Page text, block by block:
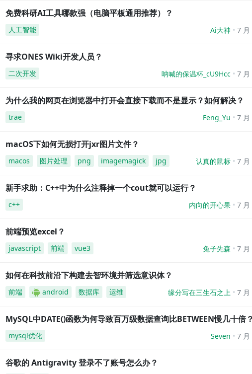
免费科研AI工具哪款强（电脑平板通用推荐）？
人工智能 Ai大神 7 月
寻求ONES Wiki开发人员？
二次开发 呐喊的保温杯_cU9Hcc 7 月
为什么我的网页在浏览器中打开会直接下载而不是显示？如何解决？
trae Feng_Yu 7 月
macOS下如何无损打开jxr图片文件？
macos 图片处理 png imagemagick jpg 认真的鼠标 7 月
新手求助：C++中为什么注释掉一个cout就可以运行？
c++ 内向的开心果 7 月
前端预览excel？
javascript 前端 vue3 兔子先森 7 月
如何在科技前沿下构建去智环境并筛选意识体？
前端 android 数据库 运维 缘分写在三生石之上 7 月
MySQL中DATE()函数为何导致百万级数据查询比BETWEEN慢几十倍？
mysql优化 Seven 7 月
谷歌的 Antigravity 登录不了账号怎么办？